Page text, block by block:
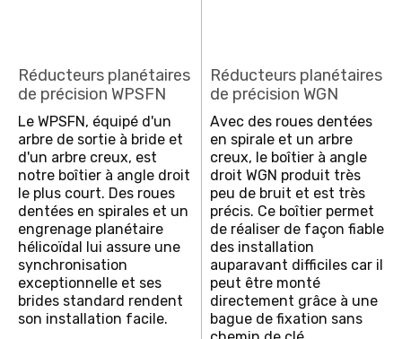
Réducteurs planétaires
de précision WPSFN
Le WPSFN, équipé d'un
arbre de sortie à bride et
d'un arbre creux, est
notre boîtier à angle droit
le plus court. Des roues
dentées en spirales et un
engrenage planétaire
hélicoïdal lui assure une
synchronisation
exceptionnelle et ses
brides standard rendent
son installation facile.
Réducteurs planétaires
de précision WGN
Avec des roues dentées
en spirale et un arbre
creux, le boîtier à angle
droit WGN produit très
peu de bruit et est très
précis. Ce boîtier permet
de réaliser de façon fiable
des installation
auparavant difficiles car il
peut être monté
directement grâce à une
bague de fixation sans